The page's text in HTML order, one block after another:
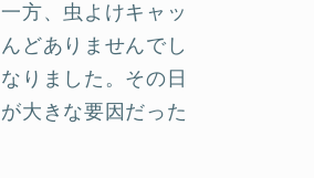
方、虫よけキャッ
どありませんでし
りました。その日
大きな要因だった